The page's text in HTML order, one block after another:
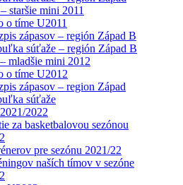
staršie mini 2011
o tíme U2011
zápasov – región Západ B
súťaže – región Západ B
mladšie mini 2012
o tíme U2012
zápasov – region Západ
súťaže
2022
za basketbalovou sezónou
pre sezónu 2021/22
naších tímov v sezóne